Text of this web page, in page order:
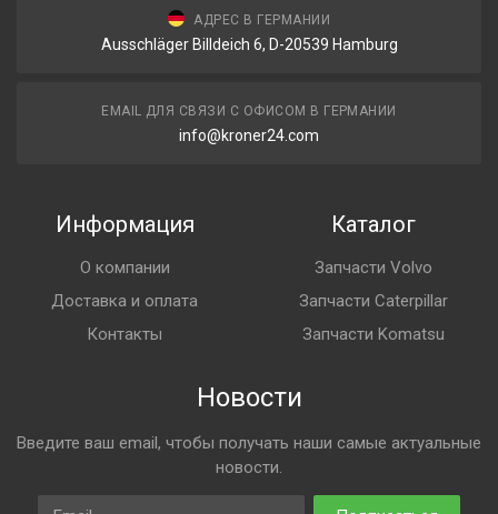
АДРЕС В ГЕРМАНИИ
Ausschläger Billdeich 6, D-20539 Hamburg
EMAIL ДЛЯ СВЯЗИ С ОФИСОМ В ГЕРМАНИИ
info@kroner24.com
Информация
О компании
Доставка и оплата
Контакты
Каталог
Запчасти Volvo
Запчасти Caterpillar
Запчасти Komatsu
Новости
Введите ваш email, чтобы получать наши самые актуальные
новости.
Email